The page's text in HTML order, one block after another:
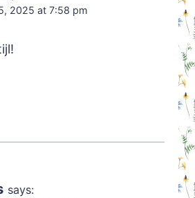
2025 at 7:58 pm
says: